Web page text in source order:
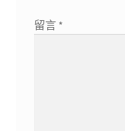
留言 *